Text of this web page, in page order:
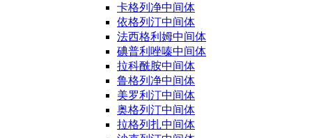
卡格列净中间体
依格列汀中间体
法西格利姆中间体
碘普利唑嗪中间体
拉科酰胺中间体
鲁格列净中间体
美罗利汀中间体
奥格列汀中间体
拉格列扎中间体